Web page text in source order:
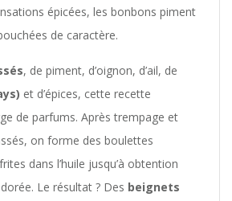
épicées, les bonbons piment
de caractère.
, de piment, d’oignon, d’ail, de
et d’épices, cette recette
de parfums. Après trempage et
on forme des boulettes
dans l’huile jusqu’à obtention
Le résultat ? Des beignets